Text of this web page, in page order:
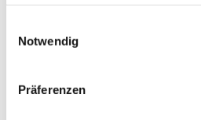
Notwendig
Präferenzen